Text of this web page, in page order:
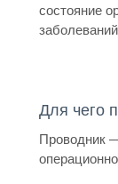
состояние
Для чего
Проводник